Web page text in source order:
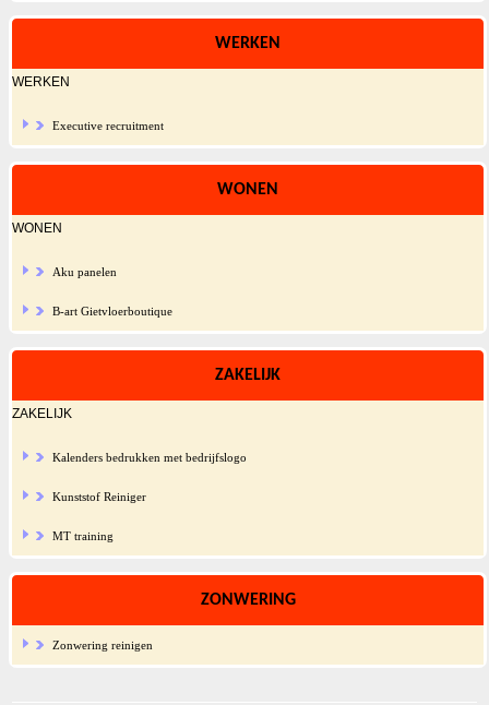
WERKEN
WERKEN
Executive recruitment
WONEN
WONEN
Aku panelen
B-art Gietvloerboutique
ZAKELIJK
ZAKELIJK
Kalenders bedrukken met bedrijfslogo
Kunststof Reiniger
MT training
ZONWERING
Zonwering reinigen